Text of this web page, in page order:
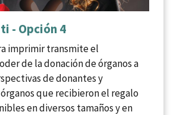
- Opción 4
imprimir transmite el
de la donación de órganos a
de donantes y
que recibieron el regalo
en diversos tamaños y en